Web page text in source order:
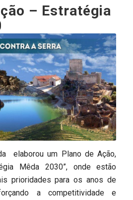
– Estratégia
elaborou um Plano de Ação,
Mêda 2030”, onde estão
prioridades para os anos de
a competitividade e